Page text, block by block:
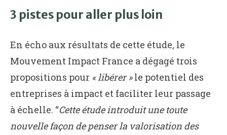
3 pistes pour aller plus loin
En écho aux résultats de cette étude, le
Mouvement Impact France a dégagé trois
propositions pour « libérer »le potentiel des
entreprises à impact et faciliter leur passage
à échelle. “Cette étude introduit une toute
nouvelle façon de penser la valorisation des